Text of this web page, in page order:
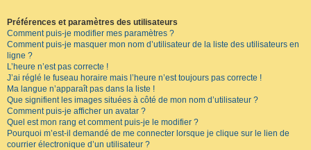
Préférences et paramètres des utilisateurs
Comment puis-je modifier mes paramètres ?
Comment puis-je masquer mon nom d’utilisateur de la liste des utilisateurs en
ligne ?
L’heure n’est pas correcte !
J’ai réglé le fuseau horaire mais l’heure n’est toujours pas correcte !
Ma langue n’apparaît pas dans la liste !
Que signifient les images situées à côté de mon nom d’utilisateur ?
Comment puis-je afficher un avatar ?
Quel est mon rang et comment puis-je le modifier ?
Pourquoi m’est-il demandé de me connecter lorsque je clique sur le lien de
courrier électronique d’un utilisateur ?